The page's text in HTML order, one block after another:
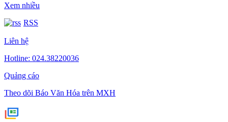
Xem nhiều
RSS
Liên hệ
Hotline: 024.38220036
Quảng cáo
Theo dõi Báo Văn Hóa trên MXH